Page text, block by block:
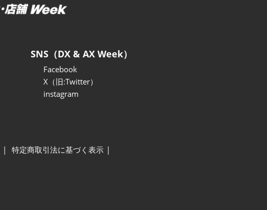
SNS（DX & AX Week）
Facebook
X（旧:Twitter）
instagram
特定商取引法に基づく表示